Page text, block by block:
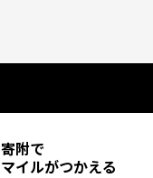
寄附で
マイルがつかえる